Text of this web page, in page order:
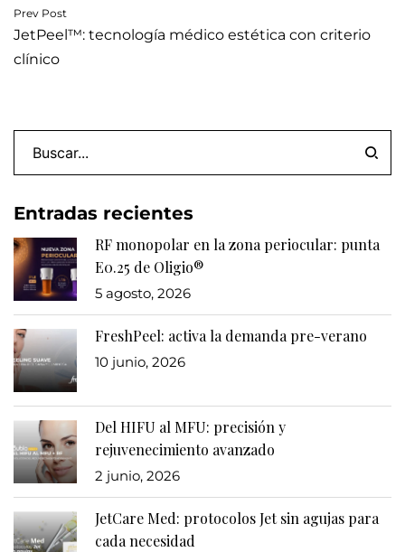
Navegación
de
entradas
Prev Post
JetPeel™: tecnología médico estética con criterio
clínico
Entradas recientes
RF monopolar en la zona periocular: punta
E0.25 de Oligio®
5 agosto, 2026
FreshPeel: activa la demanda pre-verano
10 junio, 2026
Del HIFU al MFU: precisión y
rejuvenecimiento avanzado
2 junio, 2026
JetCare Med: protocolos Jet sin agujas para
cada necesidad